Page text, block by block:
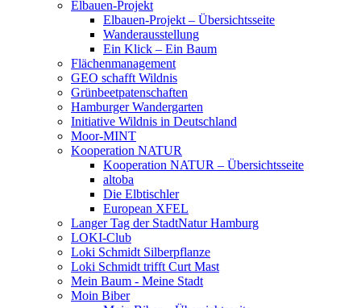
Elbauen-Projekt
Elbauen-Projekt – Übersichtsseite
Wanderausstellung
Ein Klick – Ein Baum
Flächenmanagement
GEO schafft Wildnis
Grünbeetpatenschaften
Hamburger Wandergarten
Initiative Wildnis in Deutschland
Moor-MINT
Kooperation NATUR
Kooperation NATUR – Übersichtsseite
altoba
Die Elbtischler
European XFEL
Langer Tag der StadtNatur Hamburg
LOKI-Club
Loki Schmidt Silberpflanze
Loki Schmidt trifft Curt Mast
Mein Baum - Meine Stadt
Moin Biber